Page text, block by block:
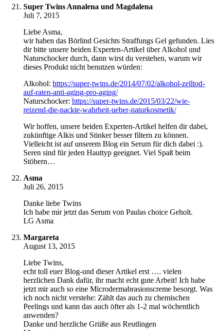
Super Twins Annalena und Magdalena
Juli 7, 2015
Liebe Asma,
wir haben das Börlind Gesichts Straffungs Gel gefunden. Lies
dir bitte unsere beiden Experten-Artikel über Alkohol und
Naturschocker durch, dann wirst du verstehen, warum wir
dieses Produkt nicht benutzen würden:
Alkohol: https://super-twins.de/2014/07/02/alkohol-zelltod-
auf-raten-anti-aging-pro-aging/
Naturschocker: https://super-twins.de/2015/03/22/wie-
reizend-die-nackte-wahrheit-ueber-naturkosmetik/
Wir hoffen, unsere beiden Experten-Artikel helfen dir dabei,
zukünftige Alkis und Stinker besser filtern zu können.
Vielleicht ist auf unserem Blog ein Serum für dich dabei :).
Seren sind für jeden Hauttyp geeignet. Viel Spaß beim
Stöbern…
Asma
Juli 26, 2015
Danke liebe Twins
Ich habe mir jetzt das Serum von Paulas choice Geholt.
LG Asma
Margareta
August 13, 2015
Liebe Twins,
echt toll euer Blog-und dieser Artikel erst …. vielen
herzlichen Dank dafür, ihr macht echt gute Arbeit! Ich habe
jetzt mir auch so eine Microdermabrasionscreme besorgt. Was
ich noch nicht verstehe: Zählt das auch zu chemischen
Peelings und kann das auch öfter als 1-2 mal wöchentlich
anwenden?
Danke und herzliche Grüße aus Reutlingen